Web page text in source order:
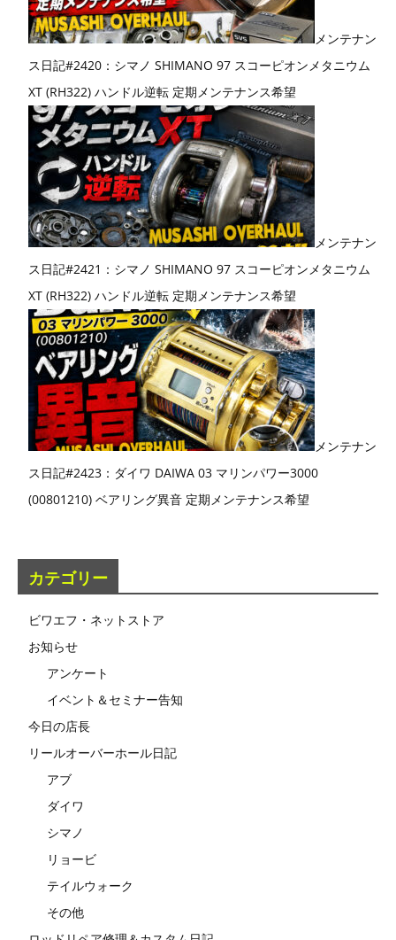
メンテナン
ス日記#2420：シマノ SHIMANO 97 スコーピオンメタニウム
XT (RH322) ハンドル逆転 定期メンテナンス希望
メンテナン
ス日記#2421：シマノ SHIMANO 97 スコーピオンメタニウム
XT (RH322) ハンドル逆転 定期メンテナンス希望
メンテナン
ス日記#2423：ダイワ DAIWA 03 マリンパワー3000
(00801210) ベアリング異音 定期メンテナンス希望
カテゴリー
ビワエフ・ネットストア
お知らせ
アンケート
イベント＆セミナー告知
今日の店長
リールオーバーホール日記
アブ
ダイワ
シマノ
リョービ
テイルウォーク
その他